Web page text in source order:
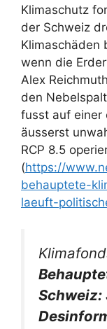
Klimaschutz
der Schweiz
Klimaschäden
wenn die
Alex
den
fusst auf einer
äusserst
RCP 8.5
(https://
behauptete-
laeuft-